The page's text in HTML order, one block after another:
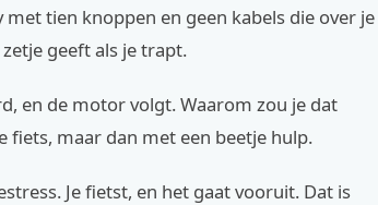
tien knoppen en geen kabels die over je
geeft als je trapt.
en de motor volgt. Waarom zou je dat
fiets, maar dan met een beetje hulp.
Je fietst, en het gaat vooruit. Dat is